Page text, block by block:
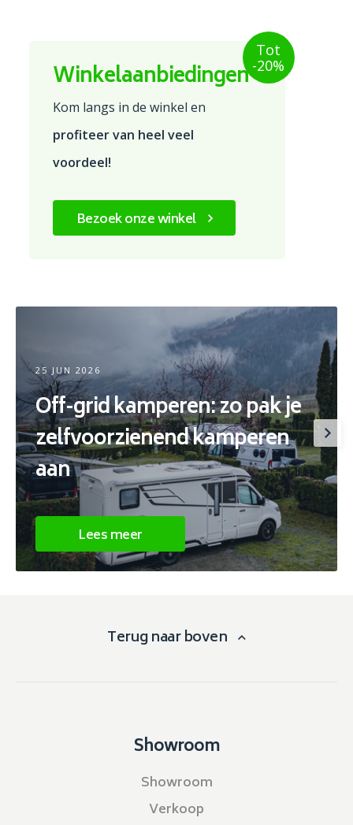
Winkelaanbiedingen
Kom langs in de winkel en
profiteer van heel veel
voordeel!
Bezoek onze winkel
Tot
-20%
25 JUN 2026
Off-grid kamperen: zo pak je
zelfvoorzienend kamperen
aan
Lees meer
Terug naar boven
Showroom
Showroom
Verkoop